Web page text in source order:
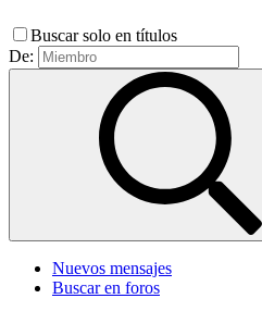
Buscar solo en títulos
De:
Nuevos mensajes
Buscar en foros